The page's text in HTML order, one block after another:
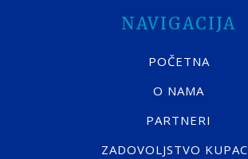
NAVIGACIJA
POČETNA
O NAMA
PARTNERI
ZADOVOLJSTVO